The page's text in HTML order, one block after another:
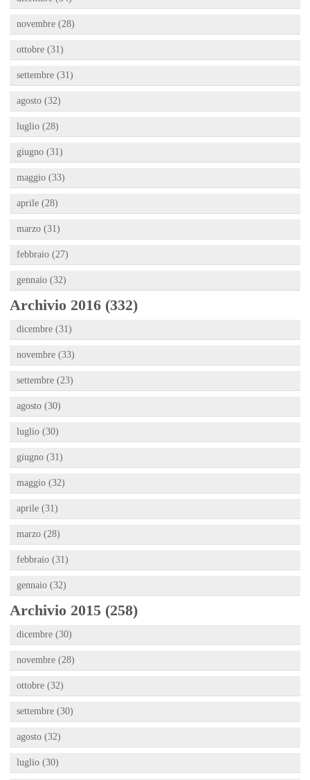
novembre (28)
ottobre (31)
settembre (31)
agosto (32)
luglio (28)
giugno (31)
maggio (33)
aprile (28)
marzo (31)
febbraio (27)
gennaio (32)
Archivio 2016 (332)
dicembre (31)
novembre (33)
settembre (23)
agosto (30)
luglio (30)
giugno (31)
maggio (32)
aprile (31)
marzo (28)
febbraio (31)
gennaio (32)
Archivio 2015 (258)
dicembre (30)
novembre (28)
ottobre (32)
settembre (30)
agosto (32)
luglio (30)